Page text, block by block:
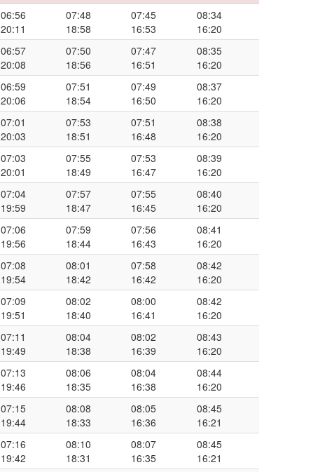
06:56
20:11
07:48
18:58
07:45
16:53
08:34
16:20
06:57
20:08
07:50
18:56
07:47
16:51
08:35
16:20
06:59
20:06
07:51
18:54
07:49
16:50
08:37
16:20
07:01
20:03
07:53
18:51
07:51
16:48
08:38
16:20
07:03
20:01
07:55
18:49
07:53
16:47
08:39
16:20
07:04
19:59
07:57
18:47
07:55
16:45
08:40
16:20
07:06
19:56
07:59
18:44
07:56
16:43
08:41
16:20
07:08
19:54
08:01
18:42
07:58
16:42
08:42
16:20
07:09
19:51
08:02
18:40
08:00
16:41
08:42
16:20
07:11
19:49
08:04
18:38
08:02
16:39
08:43
16:20
07:13
19:46
08:06
18:35
08:04
16:38
08:44
16:20
07:15
19:44
08:08
18:33
08:05
16:36
08:45
16:21
07:16
19:42
08:10
18:31
08:07
16:35
08:45
16:21